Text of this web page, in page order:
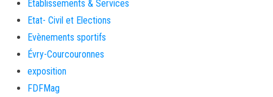
Etablissements & Services
Etat- Civil et Elections
Evènements sportifs
Évry-Courcouronnes
exposition
FDFMag